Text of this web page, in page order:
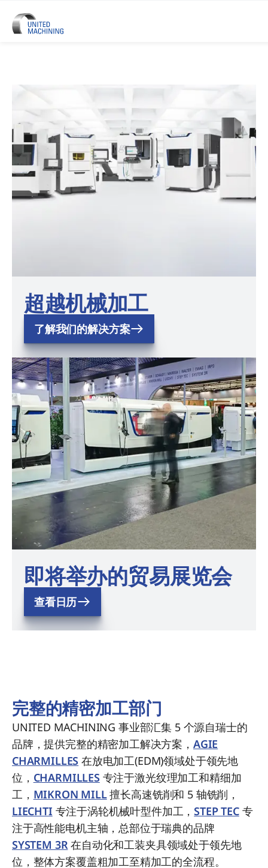
UNITED MACHINING – 六大
超越机械加工
了解我们的解决方案
即将举办的贸易展览会
查看日历
完整的精密加工部门
UNITED MACHINING 事业部汇集 5 个源自瑞士的
品牌，提供完整的精密加工解决方案， AGIE
CHARMILLES 在放电加工(EDM)领域处于领先地
位， CHARMILLES 专注于激光纹理加工和精细加
工， MIKRON MILL擅长高速铣削和 5 轴铣削，
LIECHTI 专注于涡轮机械叶型件加工，STEP TEC专
注于高性能电机主轴，总部位于瑞典的品牌
SYSTEM 3R在自动化和工装夹具领域处于领先地
位，整体方案覆盖粗加工至精加工的全流程。